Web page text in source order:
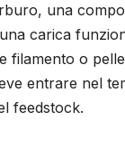
una
carica
filamento o
entrare nel
feedstock.